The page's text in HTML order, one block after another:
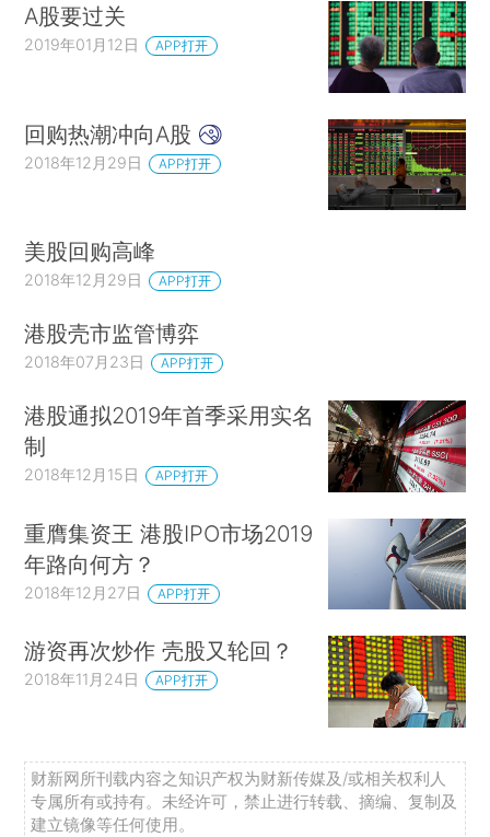
A股要过关
2019年01月12日 APP打开
回购热潮冲向A股
2018年12月29日 APP打开
美股回购高峰
2018年12月29日 APP打开
港股壳市监管博弈
2018年07月23日 APP打开
港股通拟2019年首季采用实名
制
2018年12月15日 APP打开
重膺集资王 港股IPO市场2019
年路向何方？
2018年12月27日 APP打开
游资再次炒作 壳股又轮回？
2018年11月24日 APP打开
财新网所刊载内容之知识产权为财新传媒及/或相关权利人
专属所有或持有。未经许可，禁止进行转载、摘编、复制及
建立镜像等任何使用。